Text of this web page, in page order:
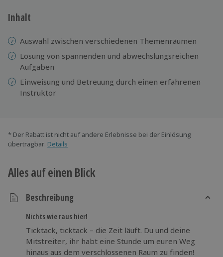
Inhalt
Auswahl zwischen verschiedenen Themenräumen
Lösung von spannenden und abwechslungsreichen
Aufgaben
Einweisung und ​​Betreuung durch einen erfahrenen
Instruktor
* Der Rabatt ist nicht auf andere Erlebnisse bei der Einlösung
übertragbar. Details
Alles auf einen Blick
Beschreibung
Nichts wie raus hier!
Ticktack, ticktack – die Zeit läuft. Du und deine
Mitstreiter, ihr habt eine Stunde um euren Weg
hinaus aus dem verschlossenen Raum zu finden!